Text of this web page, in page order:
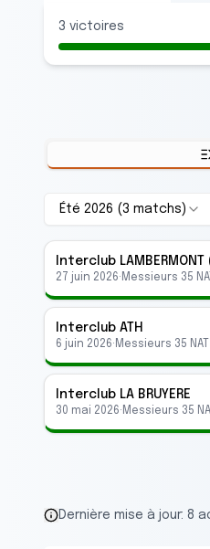
3 victoires
Été 2026 (3 matchs )
Interclub LAMBERMONT
27 juin 2026· Messieurs 35
Interclub ATH
6 juin 2026· Messieurs 35 NAT
Interclub LA BRUYERE
30 mai 2026· Messieurs 35
Dernière mise à jour: 8